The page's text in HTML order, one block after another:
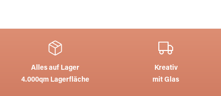
Alles auf Lager
4.000qm Lagerfläche
Kreativ
mit Glas